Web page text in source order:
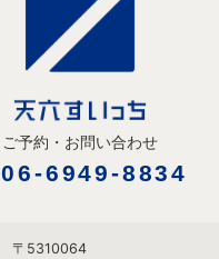
ご予約・お問い合わせ
06-6949-8834
〒5310064